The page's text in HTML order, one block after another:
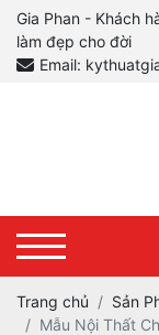
Gia Phan - Khách
làm đẹp cho đời
Email:
Trang chủ Sản
Mẫu Nội Thất